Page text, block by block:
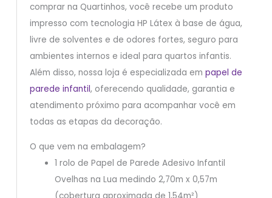
comprar na Quartinhos, você recebe um produto
impresso com tecnologia HP Látex à base de água,
livre de solventes e de odores fortes, seguro para
ambientes internos e ideal para quartos infantis.
Além disso, nossa loja é especializada em papel de
parede infantil, oferecendo qualidade, garantia e
atendimento próximo para acompanhar você em
todas as etapas da decoração.
O que vem na embalagem?
1 rolo de Papel de Parede Adesivo Infantil
Ovelhas na Lua medindo 2,70m x 0,57m
(cobertura aproximada de 1,54m²)